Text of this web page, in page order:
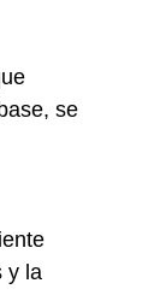
se
y la